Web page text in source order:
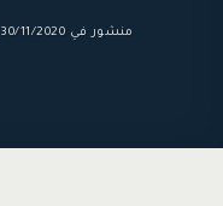
منشور في 30/11/2020